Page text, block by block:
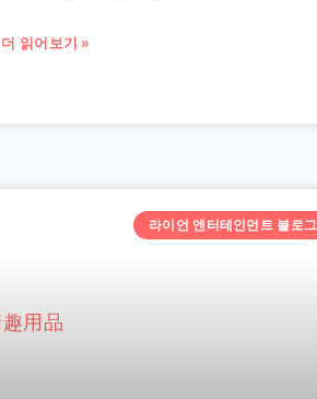
더 읽어보기 »
라이언 엔터테인먼트 블로그